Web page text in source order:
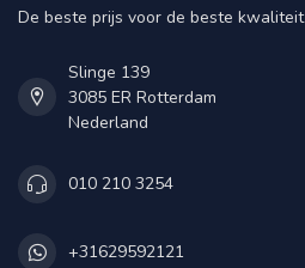
De beste prijs voor de beste kwaliteit
Slinge 139
3085 ER Rotterdam
Nederland
010 210 3254
+31629592121